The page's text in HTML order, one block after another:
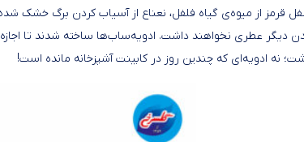
قرمز از میوه‌ی گیاه فلفل، نعناع از آسیاب کردن برگ خشک
عطری نخواهند داشت. ادویه‌ساب‌ها ساخته شدند تا اجازه
نه ادویه‌ای که چندین روز در کابینت آشپزخانه مانده است!